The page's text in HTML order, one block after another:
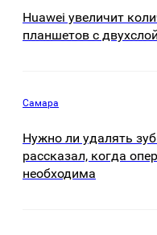
Huawei увеличит
планшетов с
Самара
Нужно ли удалять
рассказал, когда
необходима